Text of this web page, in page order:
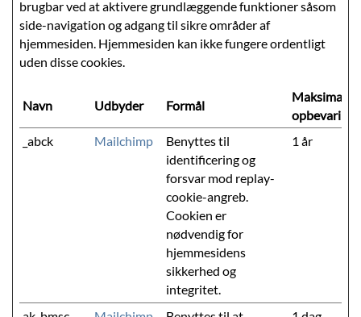
brugbar ved at aktivere grundlæggende funktioner såsom
side-navigation og adgang til sikre områder af
hjemmesiden. Hjemmesiden kan ikke fungere ordentligt
uden disse cookies.
Navn Udbyder Formål
Maksimal
_abck
Mailchimp
Benyttes til
identificering og
forsvar mod replay-
cookie-angreb.
Cookien er
nødvendig for
hjemmesidens
sikkerhed og
integritet.
1 år